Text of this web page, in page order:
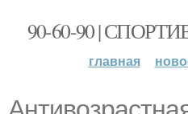
90-60-90 |
главная